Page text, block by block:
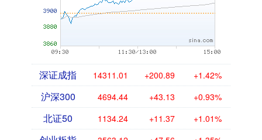
深证成指 14311.01 +200.89 +1.42%
沪深300 4694.44 +43.13 +0.93%
北证50 1134.24 +11.37 +1.01%